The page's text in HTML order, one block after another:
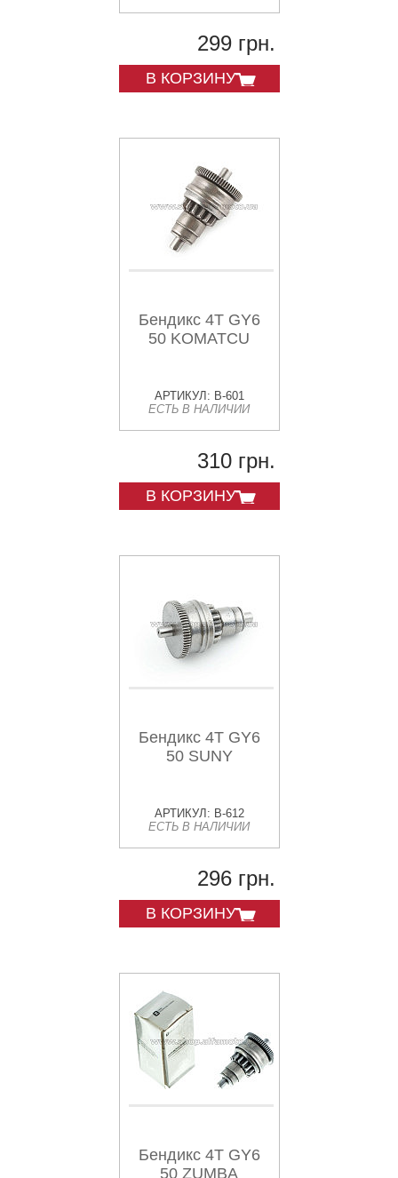
299 грн.
В КОРЗИНУ
Бендикс 4T GY6
50 KOMATCU
АРТИКУЛ: B-601
ЕСТЬ В НАЛИЧИИ
310 грн.
В КОРЗИНУ
Бендикс 4T GY6
50 SUNY
АРТИКУЛ: B-612
ЕСТЬ В НАЛИЧИИ
296 грн.
В КОРЗИНУ
Бендикс 4T GY6
50 ZUMBA